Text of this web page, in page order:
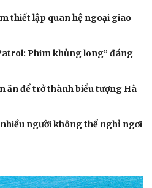
Nhà đẹp
thiết lập quan hệ ngoại giao
Phim khủng long” đáng
ăn để trở thành biểu tượng Hà
nhiều người không thể nghỉ ngơi